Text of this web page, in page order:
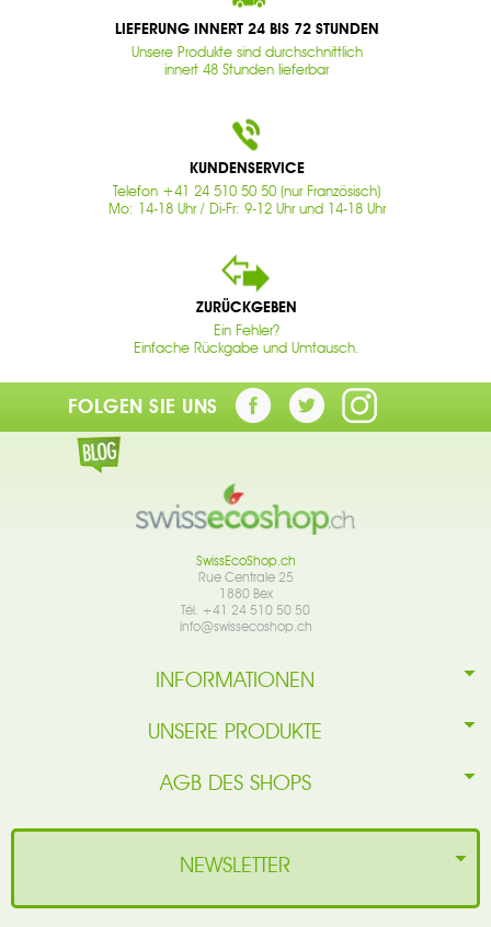
LIEFERUNG INNERT 24 BIS 72 STUNDEN
Unsere Produkte sind durchschnittlich
innert 48 Stunden lieferbar
KUNDENSERVICE
Telefon +41 24 510 50 50 (nur Französisch)
Mo: 14-18 Uhr / Di-Fr: 9-12 Uhr und 14-18 Uhr
ZURÜCKGEBEN
Ein Fehler?
Einfache Rückgabe und Umtausch.
FOLGEN SIE UNS
SwissEcoShop.ch
Rue Centrale 25
1880 Bex
Tél. +41 24 510 50 50
info@swissecoshop.ch
INFORMATIONEN
UNSERE PRODUKTE
AGB DES SHOPS
NEWSLETTER